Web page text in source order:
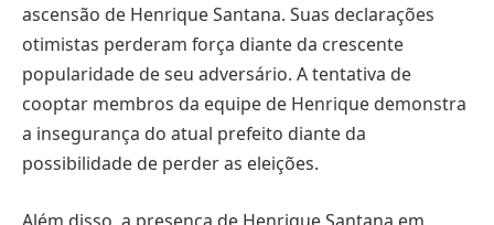
ascensão de Henrique Santana. Suas declarações
otimistas perderam força diante da crescente
popularidade de seu adversário. A tentativa de
cooptar membros da equipe de Henrique demonstra
a insegurança do atual prefeito diante da
possibilidade de perder as eleições.